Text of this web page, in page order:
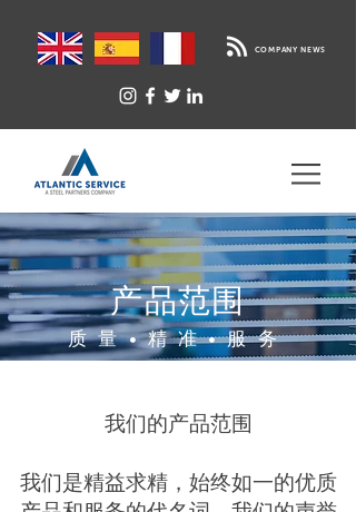
COMPANY NEWS
产品范围
质量•精准•服务
我们的产品范围
我们是精益求精，始终如一的优质